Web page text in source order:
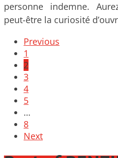
personne indemne.
peut-être la curiosité
Posts
navigation
Previous
1
2
3
4
5
…
8
Next